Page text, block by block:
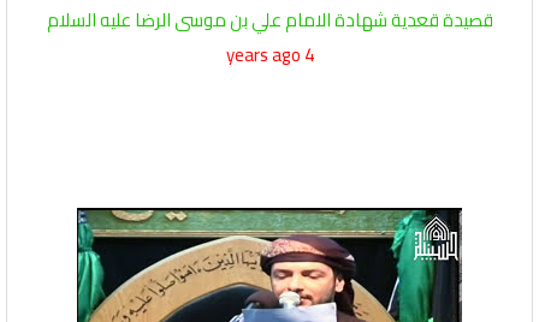
قصيدة قعدية شهادة الامام علي بن موسى الرضا عليه السلام
4 years ago